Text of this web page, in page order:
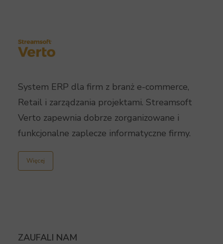
System ERP dla firm z branż e-commerce,
Retail i zarządzania projektami. Streamsoft
Verto zapewnia dobrze zorganizowane i
funkcjonalne zaplecze informatyczne firmy.
Więcej
ZAUFALI NAM